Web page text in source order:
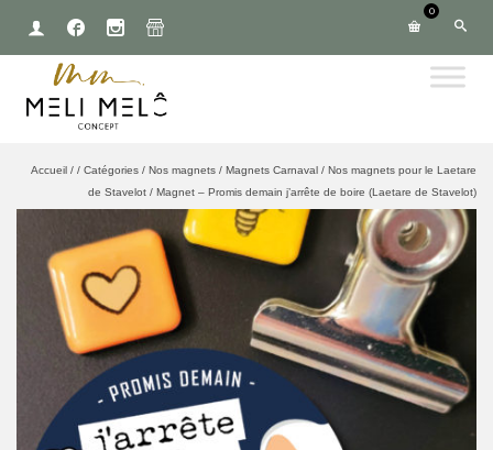
0
Accueil / / Catégories / Nos magnets / Magnets Carnaval / Nos magnets pour le Laetare
de Stavelot / Magnet – Promis demain j’arrête de boire (Laetare de Stavelot)